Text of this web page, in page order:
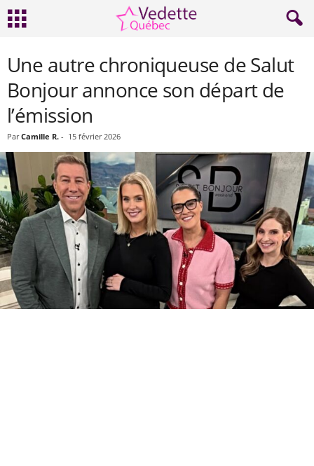
Une autre chroniqueuse de Salut
Bonjour annonce son départ de
l’émission
Par Camille R. - 15 février 2026